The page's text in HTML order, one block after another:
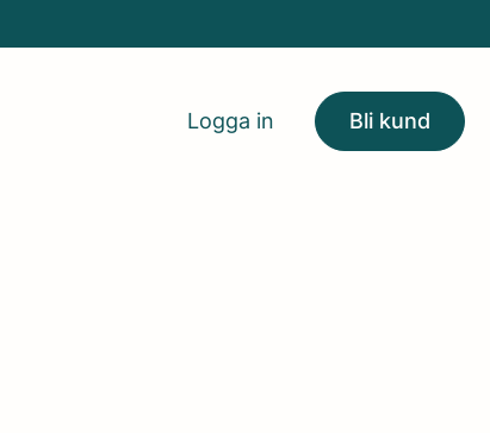
Logga in Bli kund